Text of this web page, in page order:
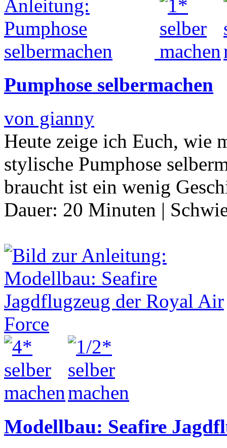
Pumphose selbermachen
von gianny
Heute zeige ich Euch, wie
stylische Pumphose
braucht ist ein wenig
Dauer: 20 Minuten |
Modellbau: Seafire